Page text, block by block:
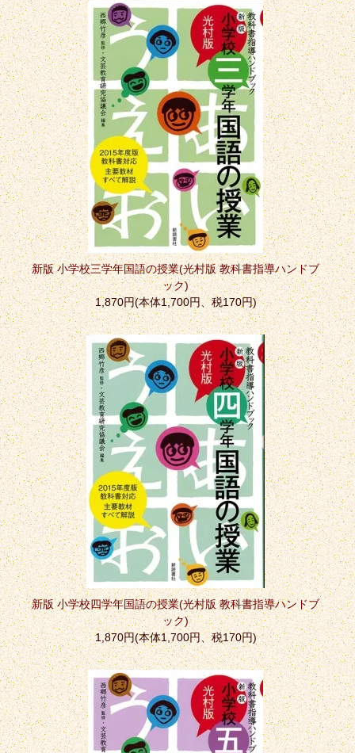
新版 小学校三学年国語の授業(光村版 教科書指導ハンドブ
ック)
1,870円(本体1,700円、税170円)
新版 小学校四学年国語の授業(光村版 教科書指導ハンドブ
ック)
1,870円(本体1,700円、税170円)